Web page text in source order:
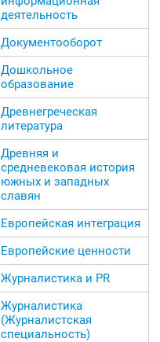
деятельность
Документооборот
Дошкольное
образование
Древнегреческая
литература
Древняя и
средневековая история
южных и западных
славян
Европейская интеграция
Европейские ценности
Журналистика и PR
Журналистика
(Журналистская
специальность)